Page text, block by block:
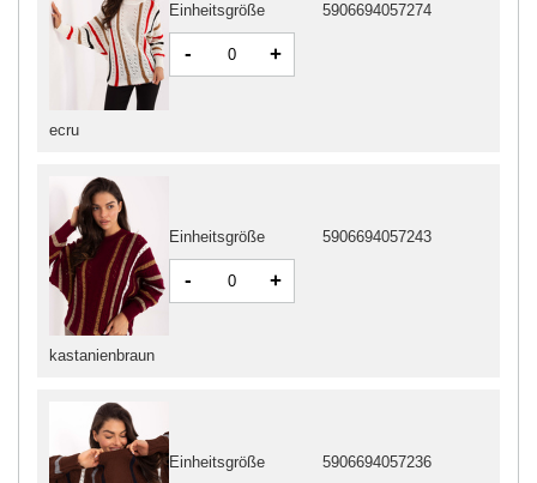
kastanienbraun
Einheitsgröße 5906694057243
- +
ecru
Einheitsgröße 5906694057274
- +
Einheitsgröße 5906694057236